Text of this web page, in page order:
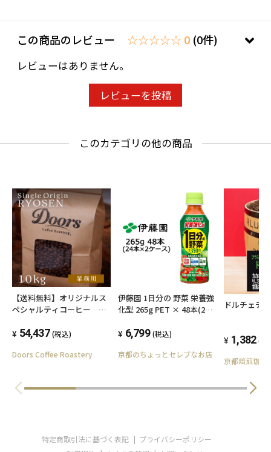
酸味ーーー★ー苦味
※新鮮な状態でお届けしたいので、ご注文いた
だいてから焙煎します。
※開封後は賞味期限にかかわらずお早めにお召
し上がりください。
※お届けまでにお時間をいただく場合がござい
ますので、ご了承ください。
この商品のレビュー ☆☆☆☆☆ 0 (0件)
レビューはありません。
レビューを投稿
このカテゴリの他の商品
【送料無料】オリジナルス
ペシャルティコーヒー 稜
オリジン（業務用焙煎豆）
54,437 (税込)
Doors Coffee Roastery
伊藤園 1日分の 野菜 栄養強
化型 265g PET × 48本(24
49811
6,799 (税込)
京都のちょっとセレブなお店
ドルチェチ
1,382 (税
京都焙煎珈琲
特定商取引法に基づく表記
プライバシーポリシー